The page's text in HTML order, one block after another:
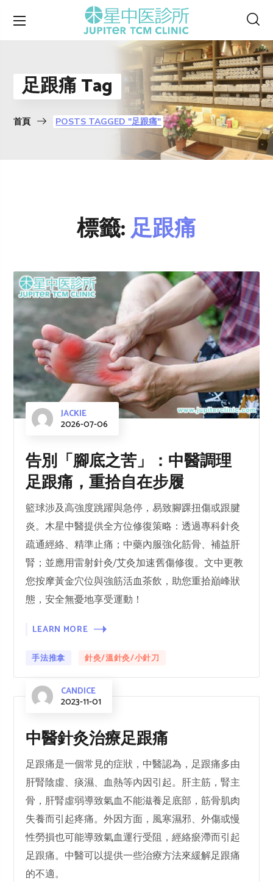
足跟痛 Tag
首頁 POSTS TAGGED "足跟痛"
標籤:足跟痛
JACKIE
2026-07-06
告別「腳底之苦」：中醫調理
足跟痛，重拾自在步履
籃球涉及高強度跳躍與急停，易致腳踝扭傷或跟腱
炎。木星中醫提供全方位修復策略：透過專科針灸
疏通經絡、精準止痛；中藥內服強化筋骨、補益肝
腎；並應用雷射針灸/艾灸加速舊傷修復。文中更教
您按摩黃金穴位與強筋活血茶飲，助您重拾巔峰狀
態，安全無憂地享受運動！
LEARN MORE
手法推拿 針灸/溫針灸/小針刀
CANDICE
2023-11-01
中醫針灸治療足跟痛
足跟痛是一個常見的症狀，中醫認為，足跟痛多由
肝腎陰虛、痰濕、血熱等內因引起。肝主筋，腎主
骨，肝腎虛弱導致氣血不能滋養足底部，筋骨肌肉
失養而引起疼痛。外因方面，風寒濕邪、外傷或慢
性勞損也可能導致氣血運行受阻，經絡瘀滯而引起
足跟痛。中醫可以提供一些治療方法來緩解足跟痛
的不適。